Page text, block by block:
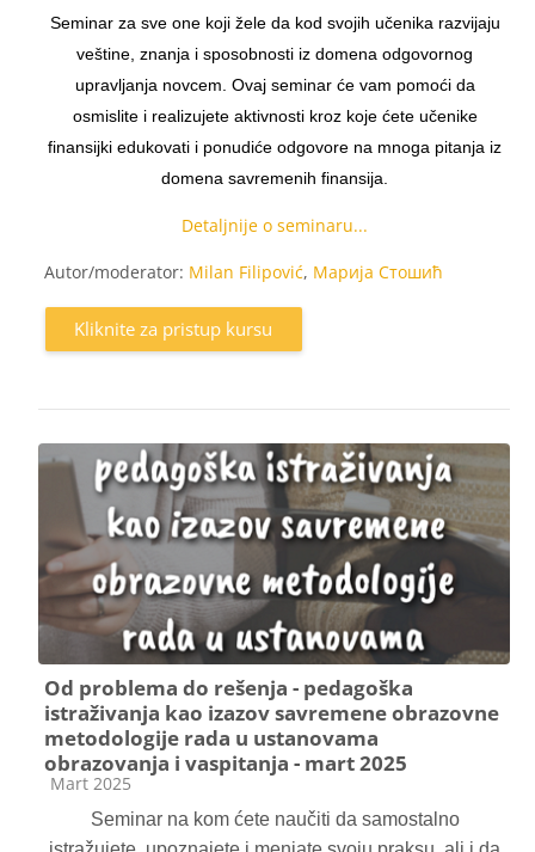
Seminar za sve one koji žele da kod svojih učenika razvijaju
veštine, znanja i sposobnosti iz domena odgovornog
upravljanja novcem. Ovaj seminar će vam pomoći da
osmislite i realizujete aktivnosti kroz koje ćete učenike
finansijki edukovati i ponudiće odgovore na mnoga pitanja iz
domena savremenih finansija.
Detaljnije o seminaru...
Autor/moderator: Milan Filipović, Марија Стошић
Kliknite za pristup kursu
Od problema do rešenja - pedagoška
istraživanja kao izazov savremene obrazovne
metodologije rada u ustanovama
obrazovanja i vaspitanja - mart 2025
Kategorija kursa
Mart 2025
Seminar na kom ćete naučiti da samostalno